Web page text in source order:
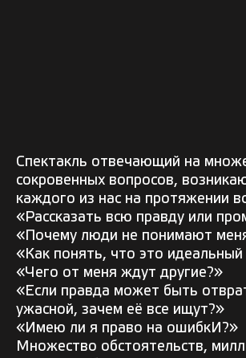
Спектакль отвечающий на
сокровенных вопросов,
каждого из нас на протяжении
«Рассказать всю правду или
«Почему люди не понимают
«Как понять, что это
«Чего от меня ждут другие?»
«Если правда может быть
ужасной, зачем её все ищут?»
«Имею ли я право на ошибкИ?»
Множество обстоятельств,